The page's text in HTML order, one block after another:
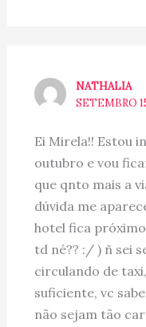
NATHALIA
SETEMBRO
Ei Mirela!! Estou
outubro e vou
que qnto mais a
dúvida me
hotel fica
td né?? :/ ) ñ sei
circulando de
suficiente, vc
não sejam tão